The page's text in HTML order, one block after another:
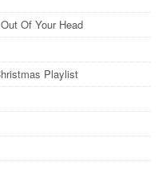
Of Your Head
Playlist